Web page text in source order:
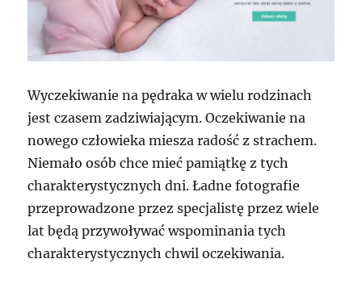
Wyczekiwanie na pędraka w wielu rodzinach
jest czasem zadziwiającym. Oczekiwanie na
nowego człowieka miesza radość z strachem.
Niemało osób chce mieć pamiątkę z tych
charakterystycznych dni. Ładne fotografie
przeprowadzone przez specjalistę przez wiele
lat będą przywoływać wspominania tych
charakterystycznych chwil oczekiwania.